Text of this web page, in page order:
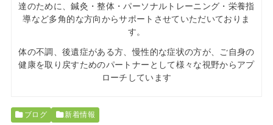
達のために、鍼灸・整体・パーソナルトレーニング・栄養指
導など多角的な方向からサポートさせていただいておりま
す。
体の不調、後遺症がある方、慢性的な症状の方が、ご自身の
健康を取り戻すためのパートナーとして様々な視野からアプ
ローチしています
ブログ 新着情報